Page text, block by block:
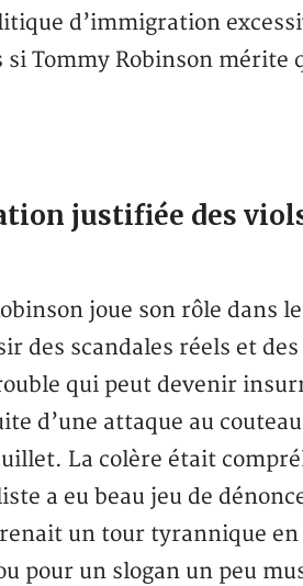
d’immigration
si Tommy Robinson mérite
justifiée des
joue son rôle dans
des scandales réels et
qui peut devenir
d’une attaque au
La colère était
a eu beau jeu de
un tour tyrannique
pour un slogan un peu